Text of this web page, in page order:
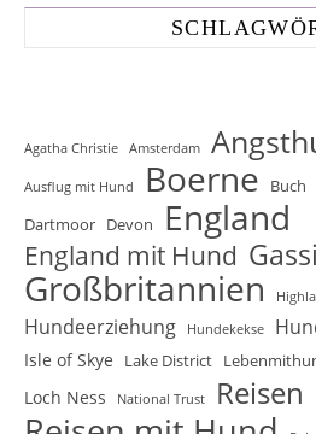
Agatha Christie Amsterdam
Ausflug mit Hund Boerne Buch
Dartmoor Devon England
England mit Hund
Großbritannien
Hundeerziehung Hundekekse
Isle of Skye Lake District
Loch Ness National Trust Reisen